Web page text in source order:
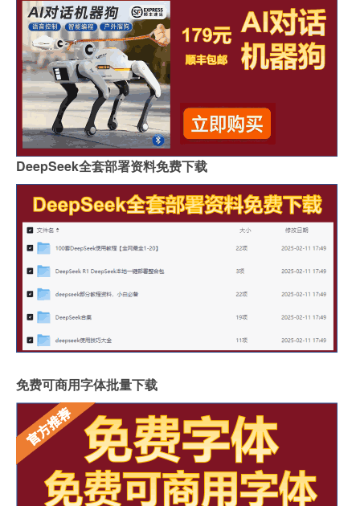
DeepSeek全套部署资料免费下载
免费可商用字体批量下载